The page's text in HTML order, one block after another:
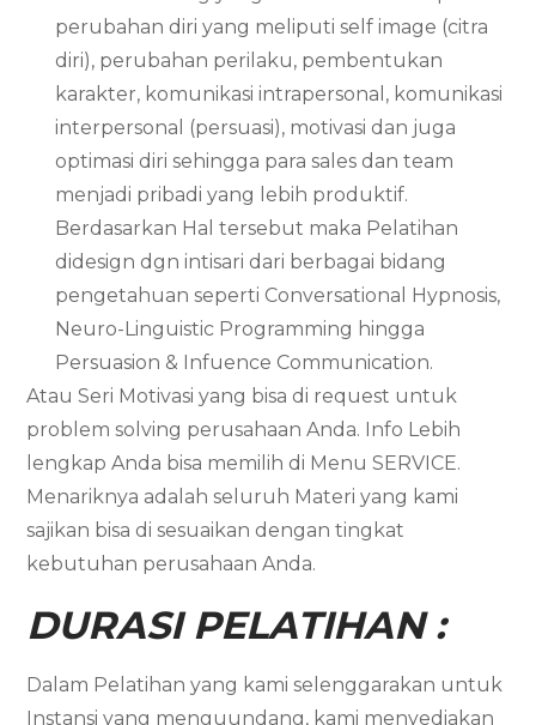
perubahan diri yang meliputi self image (citra
diri), perubahan perilaku, pembentukan
karakter, komunikasi intrapersonal, komunikasi
interpersonal (persuasi), motivasi dan juga
optimasi diri sehingga para sales dan team
menjadi pribadi yang lebih produktif.
Berdasarkan Hal tersebut maka Pelatihan
didesign dgn intisari dari berbagai bidang
pengetahuan seperti Conversational Hypnosis,
Neuro-Linguistic Programming hingga
Persuasion & Infuence Communication.
Atau Seri Motivasi yang bisa di request untuk
problem solving perusahaan Anda. Info Lebih
lengkap Anda bisa memilih di Menu SERVICE.
Menariknya adalah seluruh Materi yang kami
sajikan bisa di sesuaikan dengan tingkat
kebutuhan perusahaan Anda.
DURASI PELATIHAN :
Dalam Pelatihan yang kami selenggarakan untuk
Instansi yang menguundang, kami menyediakan